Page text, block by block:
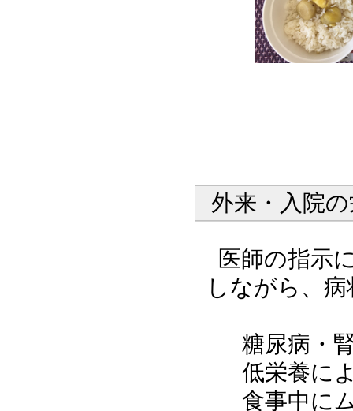
外来・入院
医師の指示
しながら、
糖尿病・
低栄養に
食事中に